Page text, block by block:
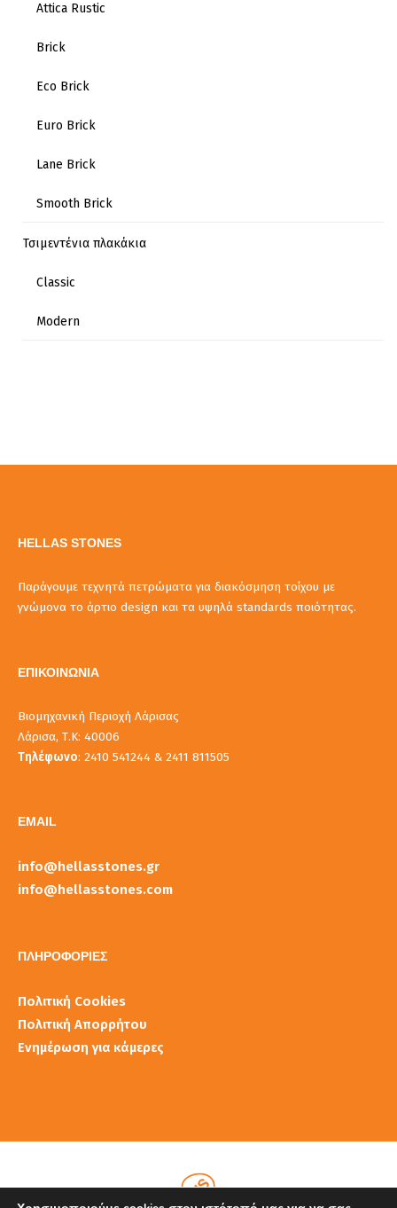
Attica Rustic
Brick
Eco Brick
Euro Brick
Lane Brick
Smooth Brick
Τσιμεντένια πλακάκια
Classic
Modern
HELLAS STONES
Παράγουμε τεχνητά πετρώματα για διακόσμηση τοίχου με
γνώμονα το άρτιο design και τα υψηλά standards ποιότητας.
ΕΠΙΚΟΙΝΩΝΙΑ
Βιομηχανική Περιοχή Λάρισας
Λάρισα, Τ.Κ: 40006
Τηλέφωνο: 2410 541244 & 2411 811505
EMAIL
info@hellasstones.gr
info@hellasstones.com
ΠΛΗΡΟΦΟΡΙΕΣ
Πολιτική Cookies
Πολιτική Απορρήτου
Ενημέρωση για κάμερες